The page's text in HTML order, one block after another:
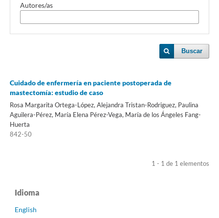
Autores/as
Buscar
Cuidado de enfermería en paciente postoperada de
mastectomía: estudio de caso
Rosa Margarita Ortega-López, Alejandra Tristan-Rodriguez, Paulina
Aguilera-Pérez, María Elena Pérez-Vega, María de los Ángeles Fang-
Huerta
842-50
1 - 1 de 1 elementos
Idioma
English